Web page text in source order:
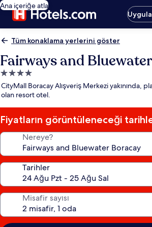
Ana içeriğe atla
Tüm konaklama yerlerini göster
Fairways and
4.0
yıldızlı
konaklama
yeri
CityMall Boracay Alışveriş Merkezi yakınında,
olan resort otel.
Fiyatların görüntüleneceği
Nereye?
Tarihler
Misafir sayısı